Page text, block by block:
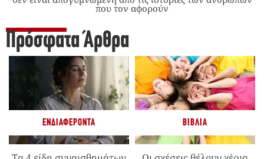
που τον αφορούν
Πρόσφατα Άρθρα
ΕΝΔΙΑΦΈΡΟΝΤΑ ΒΙΒΛΊΑ